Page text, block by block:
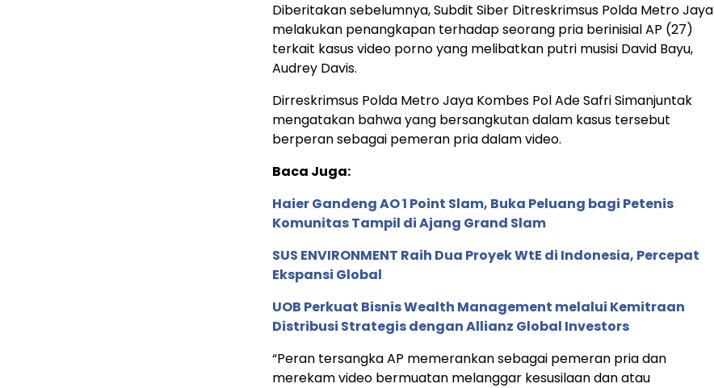
Diberitakan sebelumnya, Subdit Siber Ditreskrimsus Polda Metro Jaya
melakukan penangkapan terhadap seorang pria berinisial AP (27)
terkait kasus video porno yang melibatkan putri musisi David Bayu,
Audrey Davis.
Dirreskrimsus Polda Metro Jaya Kombes Pol Ade Safri Simanjuntak
mengatakan bahwa yang bersangkutan dalam kasus tersebut
berperan sebagai pemeran pria dalam video.
Baca Juga:
Haier Gandeng AO 1 Point Slam, Buka Peluang bagi Petenis
Komunitas Tampil di Ajang Grand Slam
SUS ENVIRONMENT Raih Dua Proyek WtE di Indonesia, Percepat
Ekspansi Global
UOB Perkuat Bisnis Wealth Management melalui Kemitraan
Distribusi Strategis dengan Allianz Global Investors
“Peran tersangka AP memerankan sebagai pemeran pria dan
merekam video bermuatan melanggar kesusilaan dan atau